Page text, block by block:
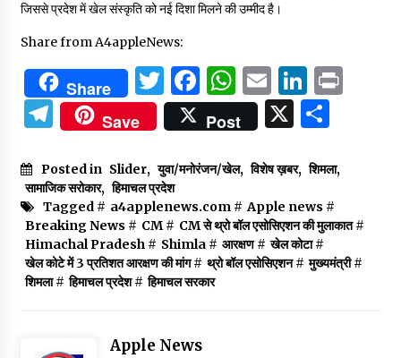
जिससे प्रदेश में खेल संस्कृति को नई दिशा मिलने की उम्मीद है।
Share from A4appleNews:
Share Twitter
Facebook
WhatsApp
Email
Telegram
Save Post X
Posted in Slider, युवा/मनोरंजन/खेल, विशेष ख़बर, शिमला,
सामाजिक सरोकार, हिमाचल प्रदेश
Tagged # a4applenews.com# Apple news #
Breaking News # CM# CM से थ्रो बॉल एसोसिएशन की मुलाकात#
Himachal Pradesh# Shimla# आरक्षण# खेल कोटा#
खेल कोटे में 3 प्रतिशत आरक्षण की मांग# थ्रो बॉल एसोसिएशन# मुख्यमंत्री#
शिमला# हिमाचल प्रदेश# हिमाचल सरकार
Apple News